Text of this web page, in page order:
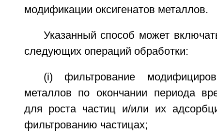
модификации оксигенатов металлов.
Указанный способ может
следующих операций обработки:
(i) фильтрование
металлов по окончании периода
для роста частиц и/или их
фильтрованию частицах;